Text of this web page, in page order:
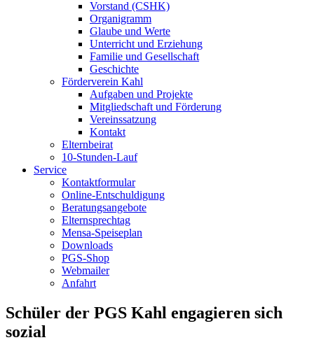
Vorstand (CSHK)
Organigramm
Glaube und Werte
Unterricht und Erziehung
Familie und Gesellschaft
Geschichte
Förderverein Kahl
Aufgaben und Projekte
Mitgliedschaft und Förderung
Vereinssatzung
Kontakt
Elternbeirat
10-Stunden-Lauf
Service
Kontaktformular
Online-Entschuldigung
Beratungsangebote
Elternsprechtag
Mensa-Speiseplan
Downloads
PGS-Shop
Webmailer
Anfahrt
Schüler der PGS Kahl engagieren sich
sozial